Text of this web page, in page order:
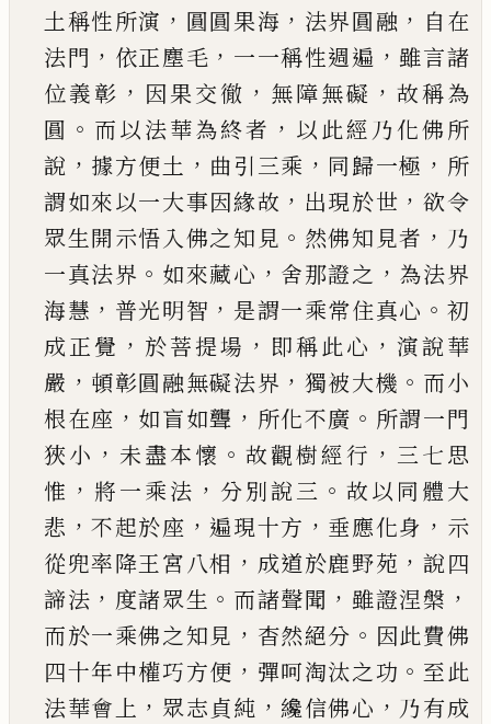
土稱性所演 ， 圓圓果海 ， 法界圓融 ， 自在
法門 ， 依正塵毛 ， 一一稱性週遍 ，雖言諸
位義彰 ， 因果交徹 ， 無障無礙 ， 故稱為
圓 。 而以法華為終者 ， 以此經乃化佛所
說 ， 據方便土 ， 曲引三乘 ， 同歸一極 ， 所
謂如來以一大事因緣故 ， 出現於世 ， 欲令
眾生開示悟入佛之知見 。 然佛知見者 ， 乃
一真法界 。 如來藏心 ， 舍那證之 ， 為法界
海慧 ， 普光明智 ， 是謂一乘常住真心 。 初
成正覺 ， 於菩提場 ， 即稱此心 ， 演說華
嚴 ， 頓彰圓融無礙法界 ， 獨被大機 。 而小
根在座 ， 如盲如聾 ， 所化不廣 。 所謂一門
狹小 ， 未盡本懷 。 故觀樹經行 ， 三七思
惟 ， 將一乘法 ， 分別說三 。 故以同體大
悲 ，不起於座 ， 遍現十方 ， 垂應化身 ， 示
從兜率降王宮八相 ， 成道於鹿野苑 ， 說四
諦法 ， 度諸眾生 。 而諸聲聞 ，雖證涅槃 ，
而於一乘佛之知見 ， 杳然絕分 。 因此費佛
四十年中權巧方便 ， 彈呵淘汰之功 。 至此
法華會上 ， 眾志貞純 ， 纔信佛心 ， 乃有成